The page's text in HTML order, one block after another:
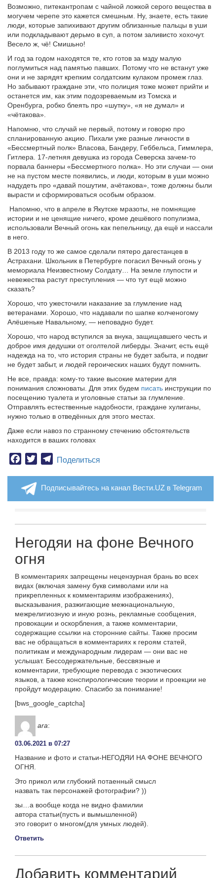
Возможно, питекантропам с чайной ложкой серого вещества в
могучем черепе это кажется смешным. Ну, знаете, есть такие
люди, которые запихивают другим облизанные пальцы в уши
или подкладывают дерьмо в суп, а потом заливисто хохочут.
Весело ж, чё! Смишьно!
И год за годом находятся те, кто готов за мзду малую
поглумиться над памятью павших. Потому что не встанут уже
они и не зарядят крепким солдатским кулаком промеж глаз.
Но забывают граждане эти, что полиция тоже может прийти и
останется им, как этим подозреваемым из Томска и
Оренбурга, робко блеять про «шутку», «я не думал» и
«чётакова».
Напомню, что случай не первый, потому и говорю про
спланированную акцию. Пихали уже разные личности в
«Бессмертный полк» Власова, Бандеру, Геббельса, Гиммлера,
Гитлера. 17-летняя девушка из города Северска зачем-то
порвала баннеры «Бессмертного полка». Но эти случаи — они
не на пустом месте появились, и люди, которым в уши можно
надудеть про «давай пошутим, ачётакова», тоже должны были
вырасти и сформироваться особым образом.
Напомню, что в апреле в Якутске мразоты, не помнящие
истории и не ценящие ничего, кроме дешёвого популизма,
использовали Вечный огонь как пепельницу, да ещё и нассали
в него.
В 2013 году то же самое сделали пятеро дагестанцев в
Астрахани. Школьник в Петербурге погасил Вечный огонь у
мемориала Неизвестному Солдату… На земле глупости и
невежества растут преступления — что тут ещё можно
сказать?
Хорошо, что ужесточили наказание за глумление над
ветеранами. Хорошо, что надавали по шапке колченогому
Алёшеньке Навальному, — неповадно будет.
Хорошо, что народ вступился за внука, защищавшего честь и
доброе имя дедушки от оголтелой либерды. Значит, есть ещё
надежда на то, что история страны не будет забыта, и подвиг
не будет забыт, и людей героических наших будут помнить.
Не все, правда: кому-то такие высокие материи для
понимания сложноваты. Для этих будем писать инструкции по
посещению туалета и уголовные статьи за глумление.
Отправлять естественные надобности, граждане хулиганы,
нужно только в отведённых для этого местах.
Даже если навоз по странному стечению обстоятельств
находится в ваших головах
Facebook
TwitterTelegram
Поделиться
Подписывайтесь на канал Вести.UZ в Telegram
Негодяи на фоне Вечного
огня
В комментариях запрещены нецензурная брань во всех
видах (включая замену букв символами или на
прикрепленных к комментариям изображениях),
высказывания, разжигающие межнациональную,
межрелигиозную и иную рознь, рекламные сообщения,
провокации и оскорбления, а также комментарии,
содержащие ссылки на сторонние сайты. Также просим
вас не обращаться в комментариях к героям статей,
политикам и международным лидерам — они вас не
услышат. Бессодержательные, бессвязные и
комментарии, требующие перевода с экзотических
языков, а также конспирологические теории и проекции не
пройдут модерацию. Спасибо за понимание!
[bws_google_captcha]
ara:
03.06.2021 в 07:27
Название и фото и статьи-НЕГОДЯИ НА ФОНЕ ВЕЧНОГО
ОГНЯ.
Это прикол или глубокий потаенный смысл
назвать так персонажей фотографии? ))
зы…а вообще когда не видно фамилии
автора статьи(пусть и вымышленной)
это говорит о многом(для умных людей).
Ответить
Добавить комментарий